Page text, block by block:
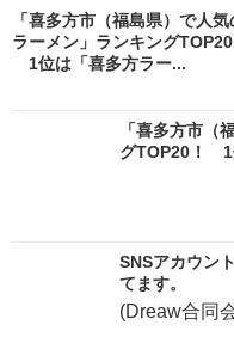
「喜多方市（福島県）で人気
ラーメン」ランキングTOP20
1位は「喜多方ラー...
「喜多方市（
グTOP20！ 1
SNSアカウン
てます。
(Dreaw合同